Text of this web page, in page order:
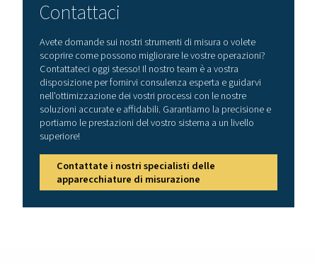
Vantaggi dell'utilizzo di
di perdite